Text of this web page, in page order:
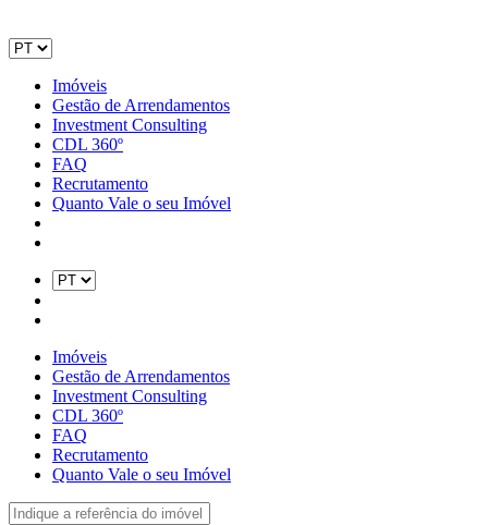
Imóveis
Gestão de Arrendamentos
Investment Consulting
CDL 360º
FAQ
Recrutamento
Quanto Vale o seu Imóvel
Imóveis
Gestão de Arrendamentos
Investment Consulting
CDL 360º
FAQ
Recrutamento
Quanto Vale o seu Imóvel